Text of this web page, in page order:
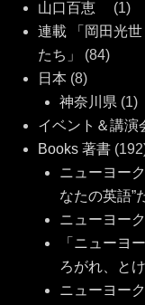
山口百恵
(1)
連載 「岡田光
たち」
(84)
日本 (8)
神奈川県 (1)
イベント＆講演
Books 著書
ニューヨー
なたの英語”
ニューヨー
「ニューヨ
ろがれ、と
ニューヨー